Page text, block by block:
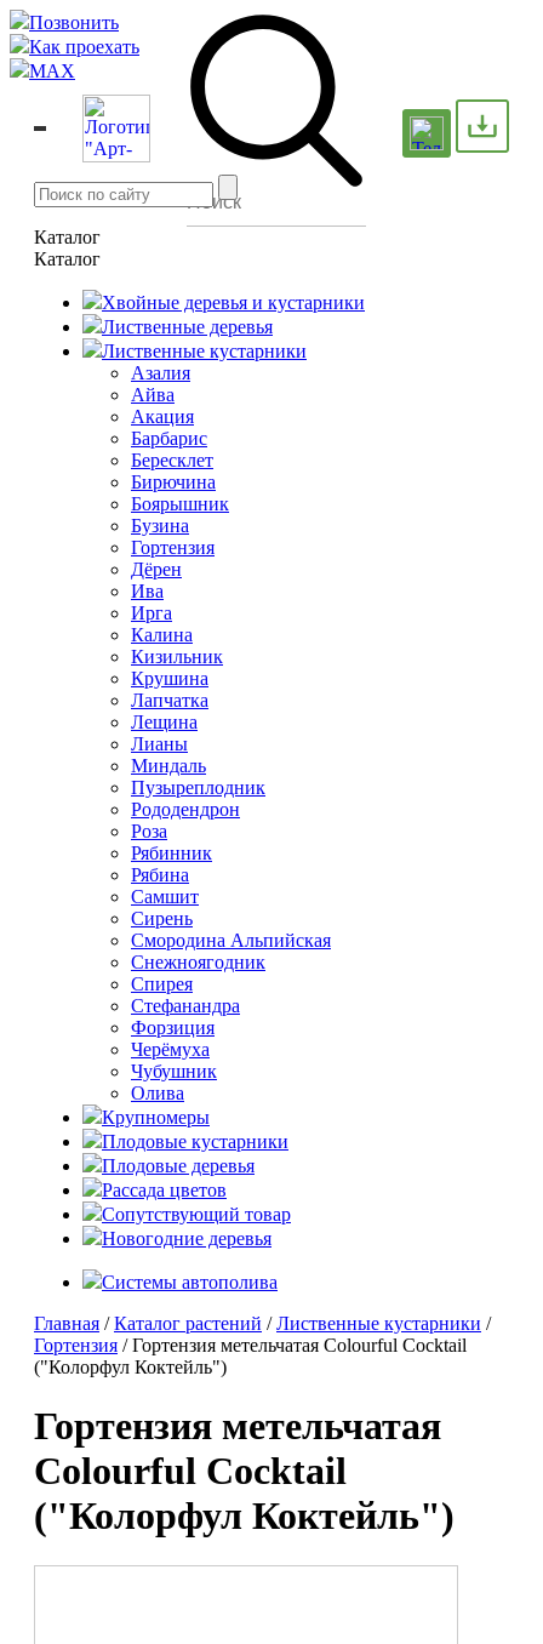
Позвонить
Как проехать
MAX
Каталог
Каталог
Хвойные деревья и кустарники
Лиственные деревья
Лиственные кустарники
Азалия
Айва
Акация
Барбарис
Бересклет
Бирючина
Боярышник
Бузина
Гортензия
Дёрен
Ива
Ирга
Калина
Кизильник
Крушина
Лапчатка
Лещина
Лианы
Миндаль
Пузыреплодник
Рододендрон
Роза
Рябинник
Рябина
Самшит
Сирень
Смородина Альпийская
Снежноягодник
Спирея
Стефанандра
Форзиция
Черёмуха
Чубушник
Олива
Крупномеры
Плодовые кустарники
Плодовые деревья
Рассада цветов
Сопутствующий товар
Новогодние деревья
Системы автополива
Главная /Каталог растений /Лиственные кустарники /
Гортензия / Гортензия метельчатая Colourful Cocktail
("Колорфул Коктейль")
Гортензия метельчатая
Colourful Cocktail
("Колорфул Коктейль")